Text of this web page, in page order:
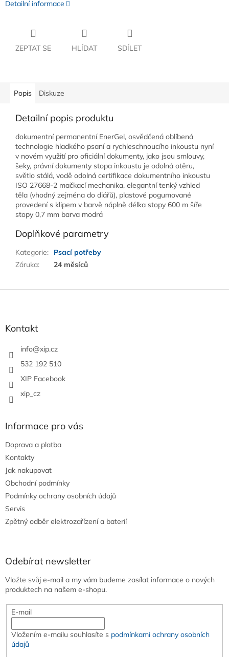
Detailní informace
ZEPTAT SE HLÍDAT SDÍLET
Popis Diskuze
Detailní popis produktu
dokumentní permanentní EnerGel, osvědčená oblíbená
technologie hladkého psaní a rychleschnoucího inkoustu nyní
v novém využití pro oficiální dokumenty, jako jsou smlouvy,
šeky, právní dokumenty stopa inkoustu je odolná otěru,
světlo stálá, vodě odolná certifikace dokumentního inkoustu
ISO 27668-2 mačkací mechanika, elegantní tenký vzhled
těla (vhodný zejména do diářů), plastové pogumované
provedení s klipem v barvě náplně délka stopy 600 m šíře
stopy 0,7 mm barva modrá
Doplňkové parametry
Kategorie:
Psací potřeby
Záruka: 24 měsíců
Kontakt
info@xip.cz
532 192 510
XIP Facebook
xip_cz
Informace pro vás
Doprava a platba
Kontakty
Jak nakupovat
Obchodní podmínky
Podmínky ochrany osobních údajů
Servis
Zpětný odběr elektrozařízení a baterií
Odebírat newsletter
Vložte svůj e-mail a my vám budeme zasílat informace o nových
produktech na našem e-shopu.
E-mail
Vložením e-mailu souhlasíte s podmínkami ochrany osobních
údajů